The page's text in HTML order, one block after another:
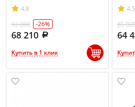
4.8
92 080
-26%
68 210
Купить в 1 клик
4.5
85
64